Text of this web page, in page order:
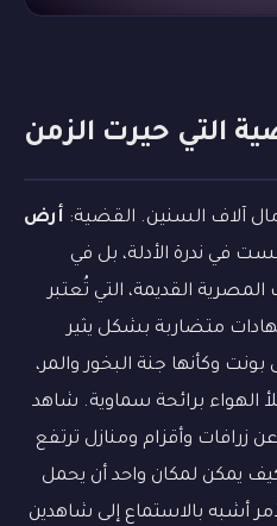
آلاف السنين. القضية: أرض
في ندرة الأدلة، بل في
القديمة، التي تُعتبر
متضاربة بشكل يثير
وكأنها جنة البخور والمر،
الهواء برائحة سماوية. شاهد
وأقزام ومنازل ترتفع
يمكن لمكان واحد أن يحمل
أشبه بالاستماع إلى شاهدين